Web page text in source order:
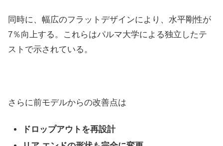
同時に、幅広のフラットデザインにより、水平剛性が
7％向上する。これらはパルマ大学による独立したテ
ストで示されている。
さらに前モデルからの改善点は
ドロップアウトを再設計